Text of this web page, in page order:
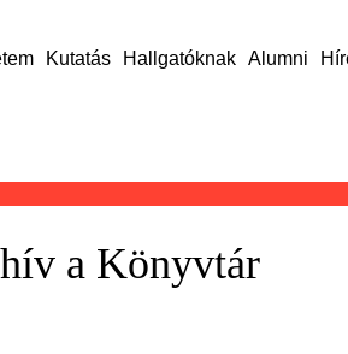
Kutatás Hallgatóknak Alumni
a Könyvtár